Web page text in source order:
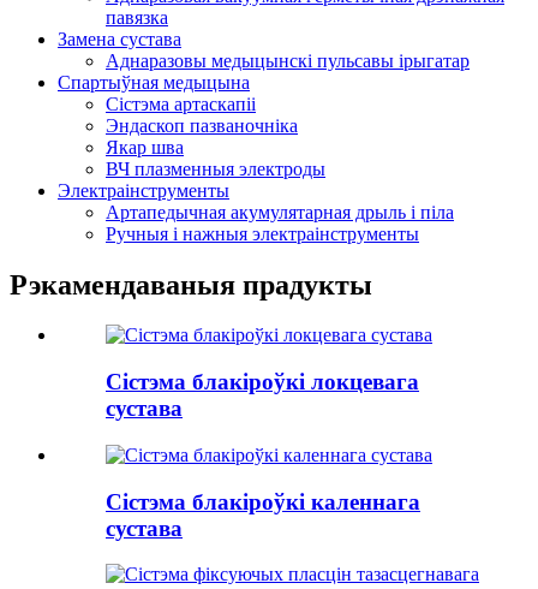
павязка
Замена сустава
Аднаразовы медыцынскі пульсавы ірыгатар
Спартыўная медыцына
Сістэма артаскапіі
Эндаскоп пазваночніка
Якар шва
ВЧ плазменныя электроды
Электраінструменты
Артапедычная акумулятарная дрыль і піла
Ручныя і нажныя электраінструменты
Рэкамендаваныя прадукты
Сістэма блакіроўкі локцевага
сустава
Сістэма блакіроўкі каленнага
сустава